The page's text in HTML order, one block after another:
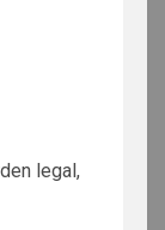
legal,